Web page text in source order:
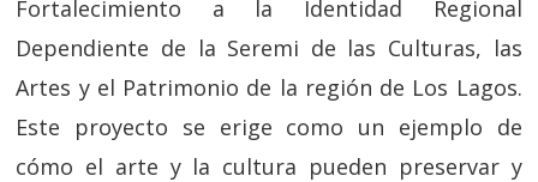
Fortalecimiento a la Identidad Regional
Dependiente de la Seremi de las Culturas, las
Artes y el Patrimonio de la región de Los Lagos.
Este proyecto se erige como un ejemplo de
cómo el arte y la cultura pueden preservar y